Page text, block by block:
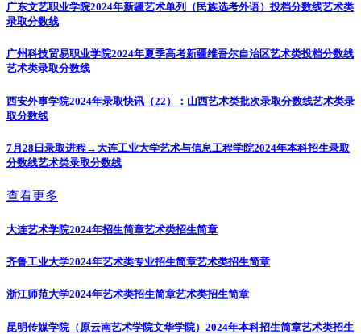
广东文艺职业学院2024年新疆艺术单列（民族选考外语）投档分数线艺术类
录取分数线
广州科技贸易职业学院2024年夏季高考新疆维吾尔自治区艺术类投档分数线
艺术类录取分数线
西安外事学院2024年录取快讯（22）：山西艺术类批次录取分数线艺术类录
取分数线
7月28日录取进程→大连工业大学艺术与信息工程学院2024年本科招生录取
分数线艺术类录取分数线
查看更多
大连艺术学院2024年招生简章艺术类招生简章
齐鲁工业大学2024年艺术类专业招生简章艺术类招生简章
浙江师范大学2024年艺术类招生简章艺术类招生简章
昆明传媒学院（原云南艺术学院文华学院）2024年本科招生简章艺术类招生